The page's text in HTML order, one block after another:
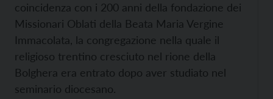
coincidenza con i 200 anni della fondazione dei
Missionari Oblati della Beata Maria Vergine
Immacolata, la congregazione nella quale il
religioso trentino cresciuto nel rione della
Bolghera era entrato dopo aver studiato nel
seminario diocesano.